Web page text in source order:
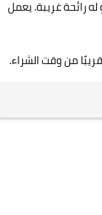
أو له رائحة غريبة. يعمل